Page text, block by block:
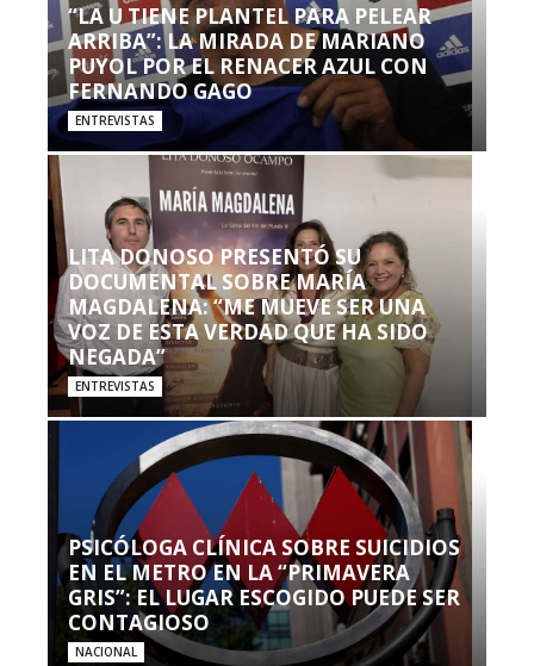
“LA U TIENE PLANTEL PARA PELEAR
ARRIBA”: LA MIRADA DE MARIANO
PUYOL POR EL RENACER AZUL CON
FERNANDO GAGO
ENTREVISTAS
LITA DONOSO PRESENTÓ SU
DOCUMENTAL SOBRE MARÍA
MAGDALENA: “ME MUEVE SER UNA
VOZ DE ESTA VERDAD QUE HA SIDO
NEGADA”
ENTREVISTAS
PSICÓLOGA CLÍNICA SOBRE SUICIDIOS
EN EL METRO EN LA “PRIMAVERA
GRIS”: EL LUGAR ESCOGIDO PUEDE SER
CONTAGIOSO
NACIONAL